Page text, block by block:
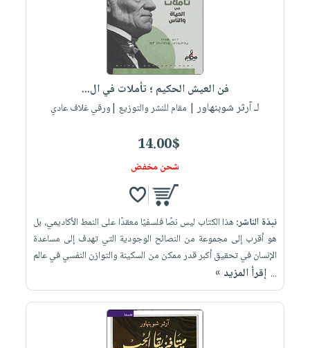
فن العيش الحكيم ؛ تأملات في ال...
لـ آرثر شوبنهاور| مقام للنشر والتوزيع |ورقي غلاف عادي
14.00$
شحن مخفض
نبذة الناشر: هذا الكتاب ليس نصًا فلسفيًا معقدًا على النمط الأكاديمي، بل
هو أقرب إلى مجموعة من النصائح الوجودية التي تهدف إلى مساعدة
الإنسان في تحقيق أكبر قدر ممكن من السكينة والتوازن النفسي في عالم
... إقرأ المزيد »